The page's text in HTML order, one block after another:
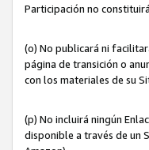
Participación no
(o) No publicará ni
página de transición o
con los materiales de su
(p) No incluirá ningún
disponible a través de un